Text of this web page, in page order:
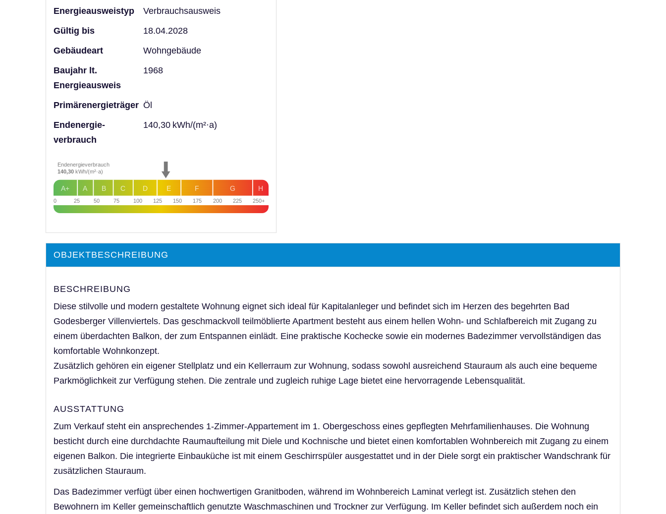
Energieausweistyp
Verbrauchs­ausweis
Gültig bis
18.04.2028
Gebäudeart
Wohngebäude
Baujahr lt.
Energieausweis
1968
Primärenergieträger Öl
Endenergie­
verbrauch
140,30 kWh/(m²·a)
0 25 50 75 100 125 150 175 200 225 250+
H
G
F
E
D
C
B
A
A+
Endenergieverbrauch
140,30 kWh/(m²·a)
OBJEKT­BESCHREIBUNG
BESCHREIBUNG
Diese stilvolle und modern gestaltete Wohnung eignet sich ideal für Kapitalanleger und befindet sich im Herzen des begehrten Bad
Godesberger Villenviertels. Das geschmackvoll teilmöblierte Apartment besteht aus einem hellen Wohn- und Schlafbereich mit Zugang zu
einem überdachten Balkon, der zum Entspannen einlädt. Eine praktische Kochecke sowie ein modernes Badezimmer vervollständigen das
komfortable Wohnkonzept.
Zusätzlich gehören ein eigener Stellplatz und ein Kellerraum zur Wohnung, sodass sowohl ausreichend Stauraum als auch eine bequeme
Parkmöglichkeit zur Verfügung stehen. Die zentrale und zugleich ruhige Lage bietet eine hervorragende Lebensqualität.
AUSSTATTUNG
Zum Verkauf steht ein ansprechendes 1-Zimmer-Appartement im 1. Obergeschoss eines gepflegten Mehrfamilienhauses. Die Wohnung
besticht durch eine durchdachte Raumaufteilung mit Diele und Kochnische und bietet einen komfortablen Wohnbereich mit Zugang zu einem
eigenen Balkon. Die integrierte Einbauküche ist mit einem Geschirrspüler ausgestattet und in der Diele sorgt ein praktischer Wandschrank für
zusätzlichen Stauraum.
Das Badezimmer verfügt über einen hochwertigen Granitboden, während im Wohnbereich Laminat verlegt ist. Zusätzlich stehen den
Bewohnern im Keller gemeinschaftlich genutzte Waschmaschinen und Trockner zur Verfügung. Im Keller befindet sich außerdem noch ein